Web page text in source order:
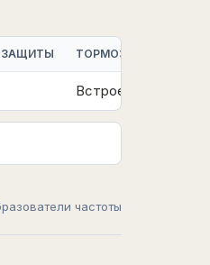
ЗАЩИТЫ ТОРМОЗНОЙ МОДУЛЬ
Встроенный
частоты